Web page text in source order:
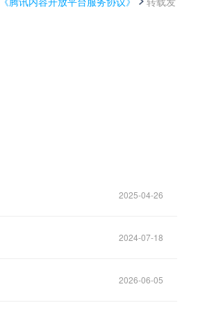
2025-04-26
2024-07-18
2026-06-05